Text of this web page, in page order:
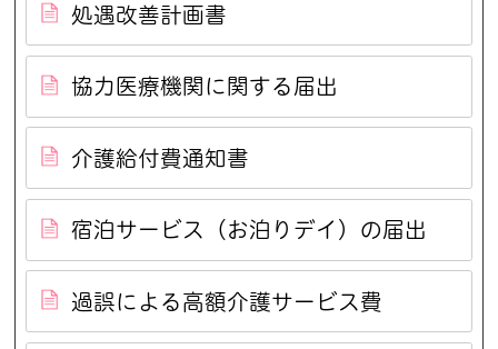
処遇改善計画書
協力医療機関に関する届出
介護給付費通知書
宿泊サービス（お泊りデイ）の届出
過誤による高額介護サービス費